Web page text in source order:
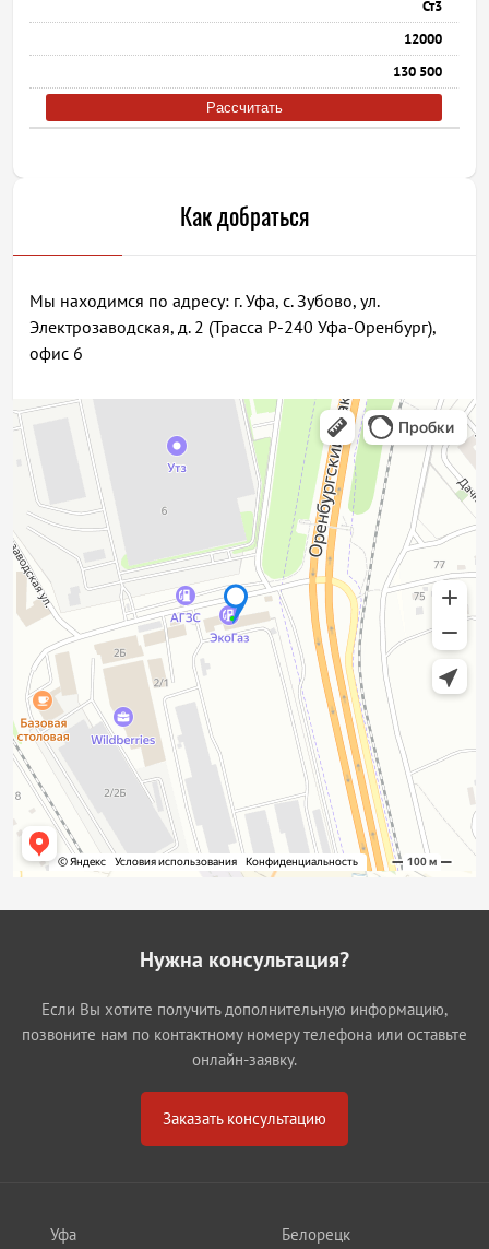
Ст3
12000
130 500
Рассчитать
Как добраться
Мы находимся по адресу: г. Уфа, с. Зубово, ул.
Электрозаводская, д. 2 (Трасса Р-240 Уфа-Оренбург),
офис 6
Нужна консультация?
Если Вы хотите получить дополнительную информацию,
позвоните нам по контактному номеру телефона или оставьте
онлайн-заявку.
Заказать консультацию
Уфа
Белорецк